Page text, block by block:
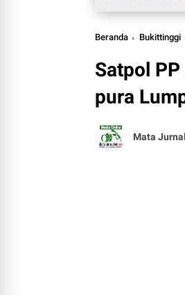
Beranda Bukittinggi
Satpol
pura
Mata